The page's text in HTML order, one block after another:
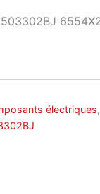
électriques,